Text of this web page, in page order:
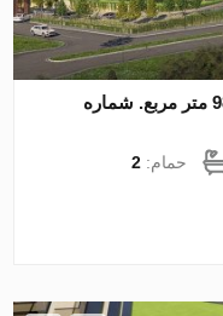
آپارتمان در Istanbul ، ترکیه 2 خوابه ، 98 متر مربع. شماره
حمام:2